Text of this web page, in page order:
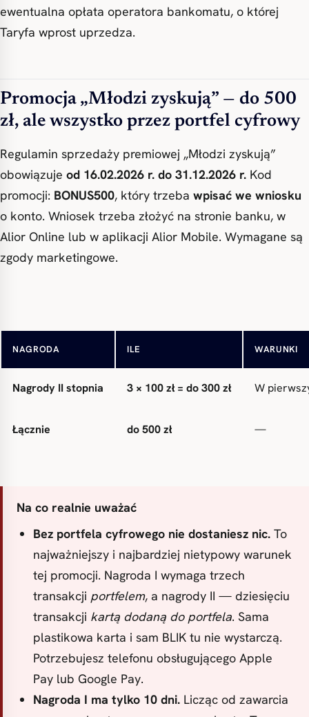
ewentualna opłata operatora bankomatu, o której
Taryfa wprost uprzedza.
Promocja „Młodzi zyskują” — do 500
zł, ale wszystko przez portfel cyfrowy
Regulamin sprzedaży premiowej „Młodzi zyskują”
obowiązuje od 16.02.2026 r. do 31.12.2026 r. Kod
promocji: BONUS500, który trzeba wpisać we wniosku
o konto. Wniosek trzeba złożyć na stronie banku, w
Alior Online lub w aplikacji Alior Mobile. Wymagane są
zgody marketingowe.
NAGRODA ILE WARUNKI
Nagroda I stopnia 200 zł W ciągu
Nagrody II stopnia 3 × 100 zł = do 300 zł W
Łącznie do 500 zł —
Na co realnie uważać
Bez portfela cyfrowego nie dostaniesz nic. To
najważniejszy i najbardziej nietypowy warunek
tej promocji. Nagroda I wymaga trzech
transakcji portfelem, a nagrody II — dziesięciu
transakcji kartą dodaną do portfela. Sama
plastikowa karta i sam BLIK tu nie wystarczą.
Potrzebujesz telefonu obsługującego Apple
Pay lub Google Pay.
Nagroda I ma tylko 10 dni. Licząc od zawarcia